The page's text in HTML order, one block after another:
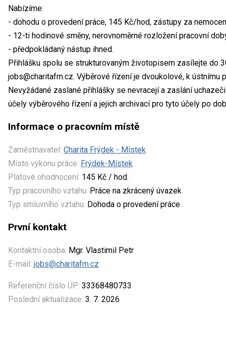
Nabízíme:
- dohodu o provedení práce, 145 Kč/hod, zástupy za
- 12-ti hodinové směny, nerovnoměrné rozložení pracovní
- předpokládaný nástup ihned.
Přihlášku spolu se strukturovaným životopisem zasílejte do
jobs@charitafm.cz. Výběrové řízení je dvoukolové, k ústnímu
Nevyžádané zaslané přihlášky se nevracejí a zaslání
účely výběrového řízení a jejich archivací pro tyto účely po
Informace o pracovním místě
Zaměstnavatel: Charita Frýdek - Místek
Místo výkonu práce: Frýdek-Místek
Platové ohodnocení: 145 Kč / hod.
Typ pracovního vztahu: Práce na zkrácený úvazek
Typ smluvního vztahu: Dohoda o provedení práce
První kontakt
Kontaktní osoba: Mgr. Vlastimil Petr
E-mail: jobs@charitafm.cz
Referenční číslo ÚP: 33368480733
Poslední aktualizace: 3. 7. 2026